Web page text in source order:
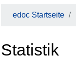
edoc Startseite
Statistik